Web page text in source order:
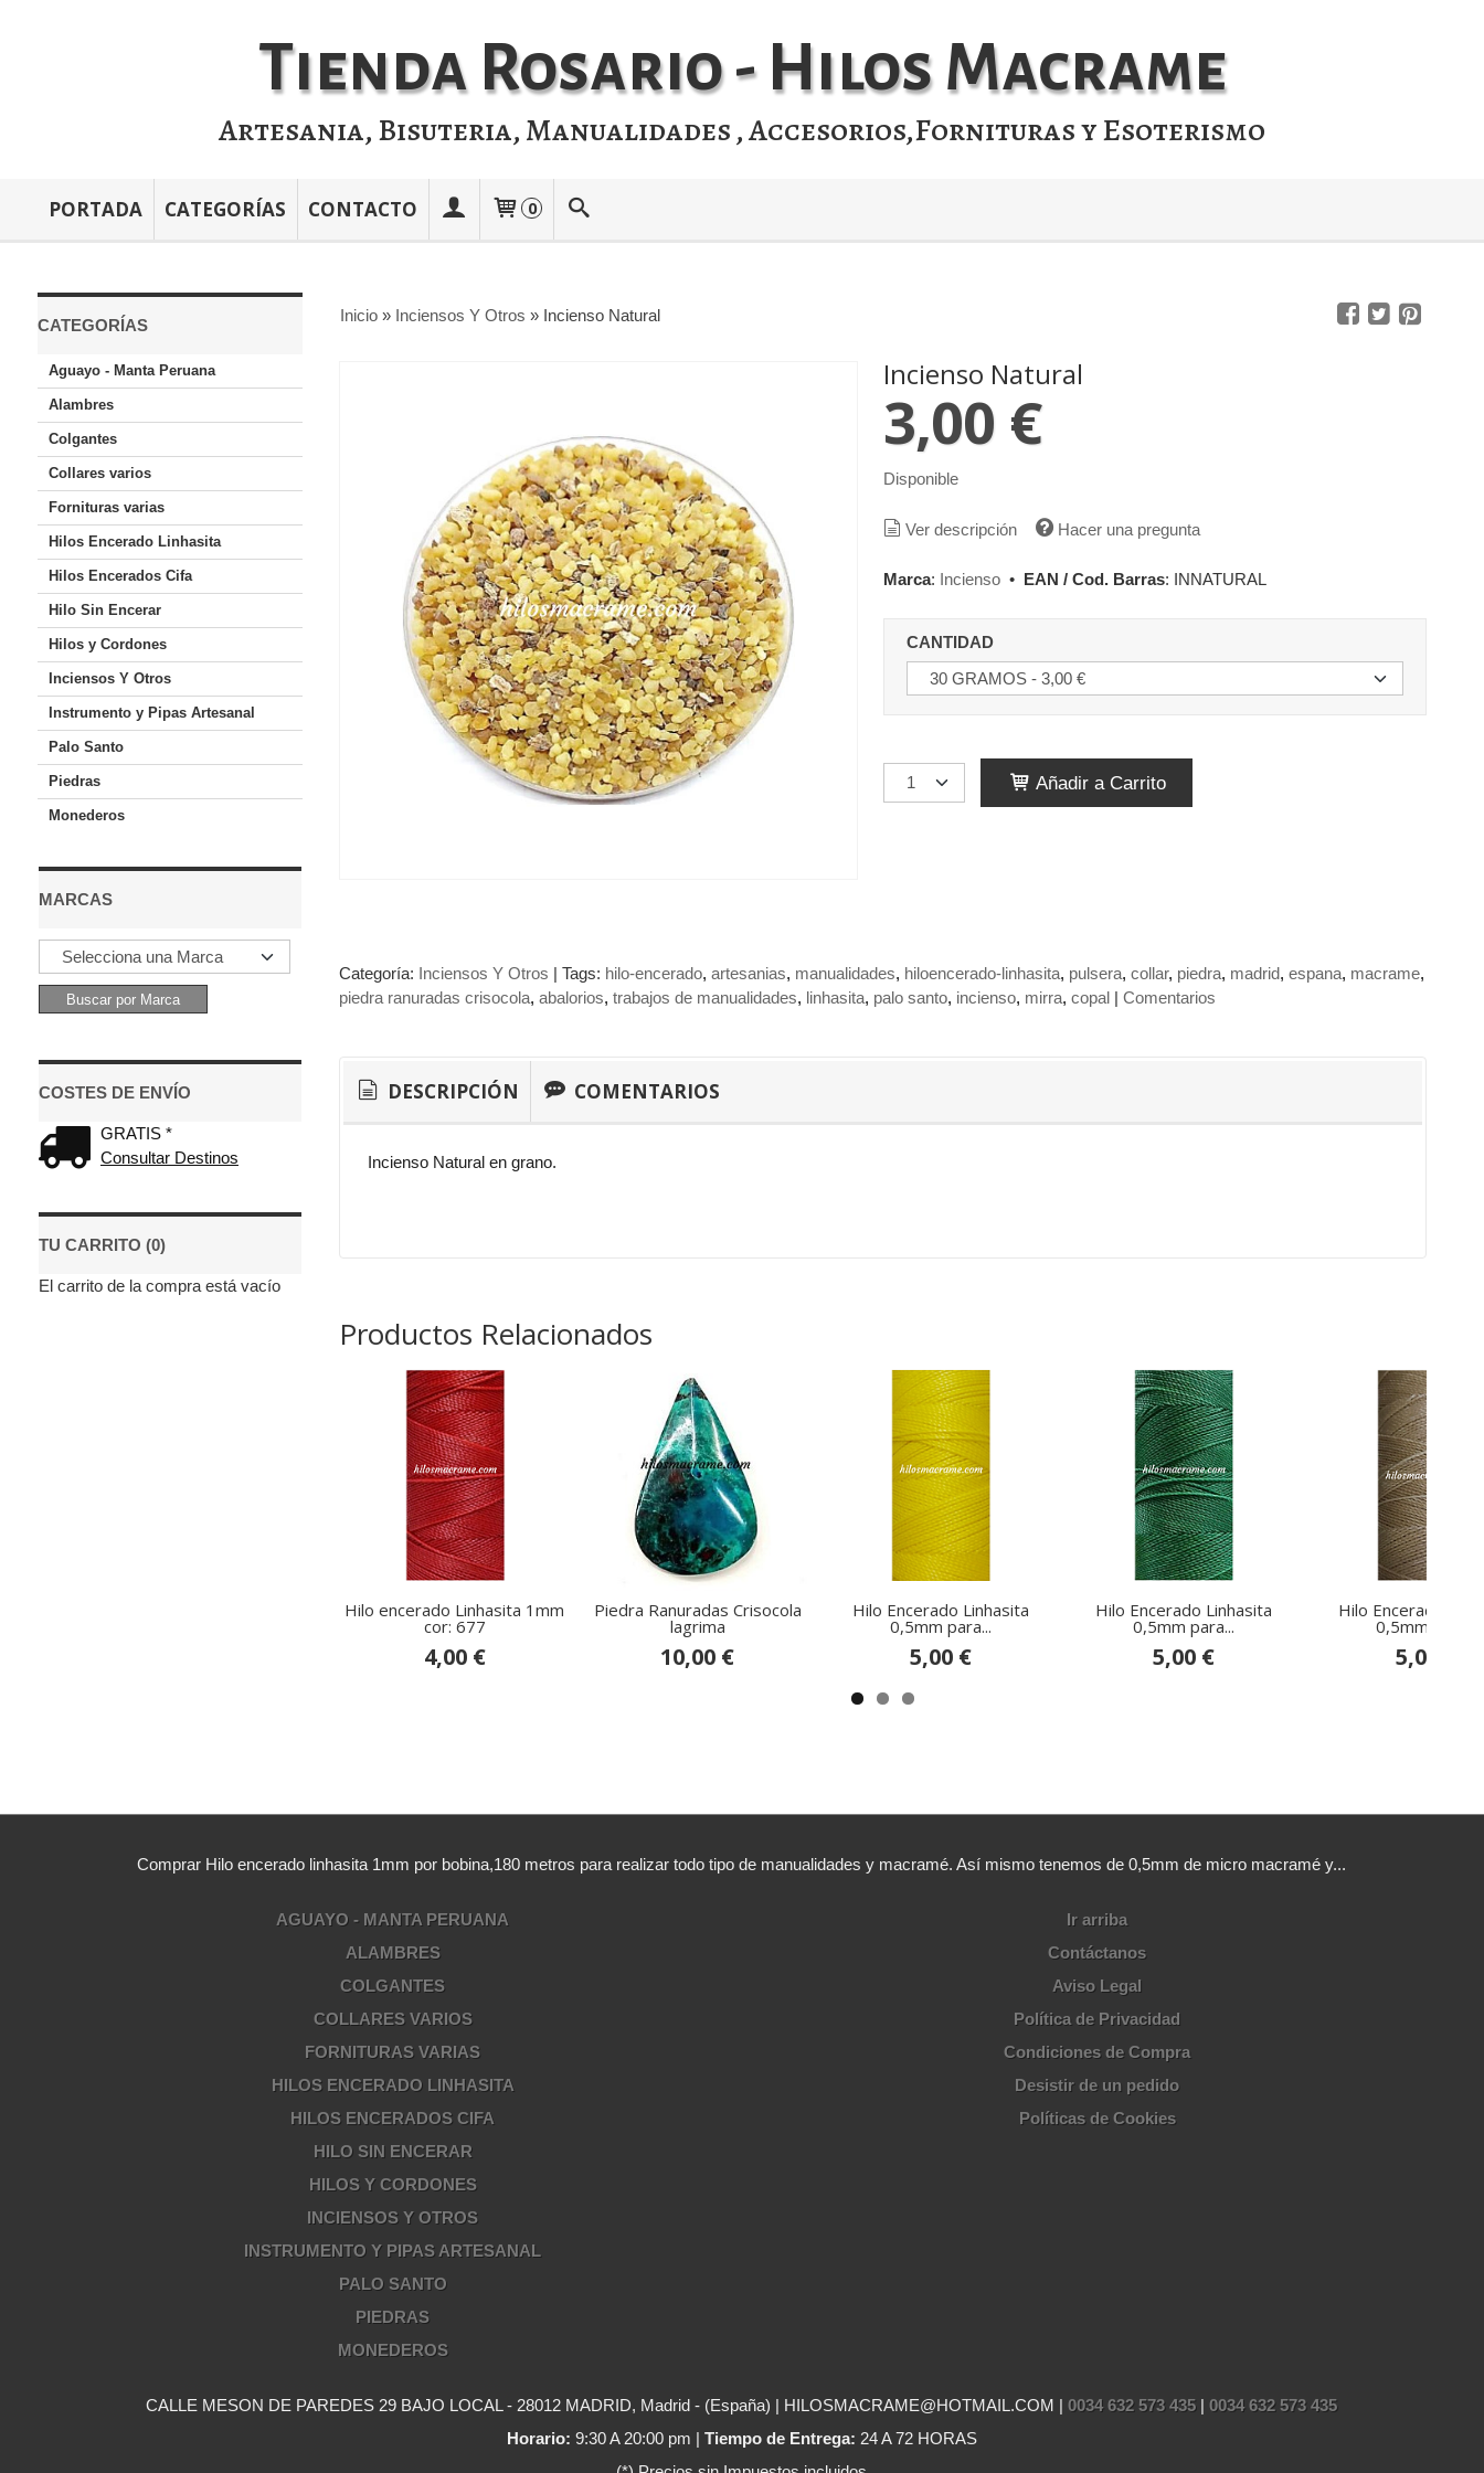
Tienda Rosario - Hilos Macrame
Artesania, Bisuteria, Manualidades , Accesorios,Fornituras y Esoterismo
PORTADA CATEGORÍAS CONTACTO 0
CATEGORÍAS
Aguayo - Manta Peruana
Alambres
Colgantes
Collares varios
Fornituras varias
Hilos Encerado Linhasita
Hilos Encerados Cifa
Hilo Sin Encerar
Hilos y Cordones
Inciensos Y Otros
Instrumento y Pipas Artesanal
Palo Santo
Piedras
Monederos
MARCAS
COSTES DE ENVÍO
GRATIS *
Consultar Destinos
TU CARRITO (0)
El carrito de la compra está vacío
Inicio» Inciensos Y Otros » Incienso Natural
Incienso Natural
3,00 €
Disponible
Ver descripción Hacer una pregunta
Marca: Incienso • EAN / Cod. Barras: INNATURAL
CANTIDAD
Añadir a Carrito
Categoría: Inciensos Y Otros | Tags: hilo-encerado artesanias manualidades hiloencerado-linhasita pulsera collar piedra madrid espana macrame
piedra ranuradas crisocola abalorios trabajos de manualidades linhasita palo santo incienso mirra copal | Comentarios
DESCRIPCIÓN COMENTARIOS
Incienso Natural en grano.
Productos Relacionados
Hilo encerado Linhasita 1mm
cor: 677
4,00 €
Piedra Ranuradas Crisocola
lagrima
10,00 €
Hilo Encerado Linhasita
0,5mm para...
5,00 €
Hilo Encerado Linhasita
0,5mm para...
5,00 €
Hilo Encerado
0,5mm para...
5,00 €
Comprar Hilo encerado linhasita 1mm por bobina,180 metros para realizar todo tipo de manualidades y macramé. Así mismo tenemos de 0,5mm de micro macramé y...
AGUAYO - MANTA PERUANA
ALAMBRES
COLGANTES
COLLARES VARIOS
FORNITURAS VARIAS
HILOS ENCERADO LINHASITA
HILOS ENCERADOS CIFA
HILO SIN ENCERAR
HILOS Y CORDONES
INCIENSOS Y OTROS
INSTRUMENTO Y PIPAS ARTESANAL
PALO SANTO
PIEDRAS
MONEDEROS
Ir arriba
Contáctanos
Aviso Legal
Política de Privacidad
Condiciones de Compra
Desistir de un pedido
Políticas de Cookies
CALLE MESON DE PAREDES 29 BAJO LOCAL - 28012 MADRID, Madrid - (España) | HILOSMACRAME@HOTMAIL.COM |0034 632 573 435 |0034 632 573 435
Horario: 9:30 A 20:00 pm | Tiempo de Entrega: 24 A 72 HORAS